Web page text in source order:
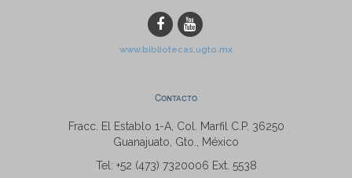
www.bibliotecas.ugto.mx
Contacto
Fracc. El Establo 1-A, Col. Marfil C.P. 36250
Guanajuato, Gto., México
Tel: +52 (473) 7320006 Ext. 5538